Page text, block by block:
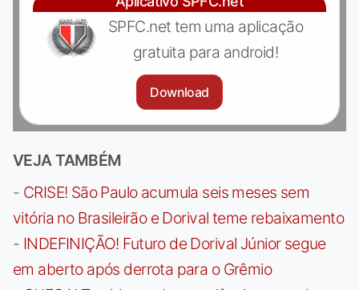
SPFC.net tem uma aplicação
gratuita para android!
Download
VEJA TAMBÉM
- CRISE! São Paulo acumula seis meses sem
vitória no Brasileirão e Dorival teme rebaixamento
- INDEFINIÇÃO! Futuro de Dorival Júnior segue
em aberto após derrota para o Grêmio